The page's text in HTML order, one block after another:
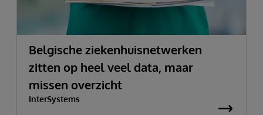
Belgische ziekenhuisnetwerken
zitten op heel veel data, maar
missen overzicht
InterSystems